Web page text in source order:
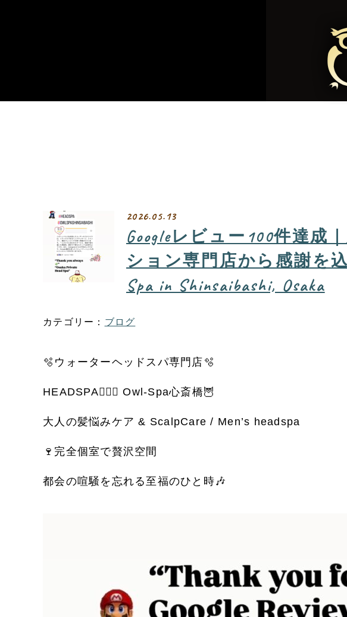
2026.05.13
Googleレビュー100件達
ション専門店から感謝を込
Spa in Shinsaibashi, Osaka
ブログ
🫧ウォーターヘッドスパ専門店🫧
HEADSPA💆🏼‍♀️ Owl-Spa心斎橋🦉
大人の髪悩みケア & ScalpCare / Men’s headspa
🍷完全個室で贅沢空間
都会の喧騒を忘れる至福のひと時🎶